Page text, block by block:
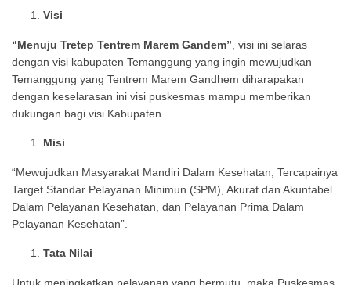
Visi
“Menuju Tretep Tentrem Marem Gandem”, visi ini selaras
dengan visi kabupaten Temanggung yang ingin mewujudkan
Temanggung yang Tentrem Marem Gandhem diharapakan
dengan keselarasan ini visi puskesmas mampu memberikan
dukungan bagi visi Kabupaten.
Misi
“Mewujudkan Masyarakat Mandiri Dalam Kesehatan, Tercapainya
Target Standar Pelayanan Minimun (SPM), Akurat dan Akuntabel
Dalam Pelayanan Kesehatan, dan Pelayanan Prima Dalam
Pelayanan Kesehatan”.
Tata Nilai